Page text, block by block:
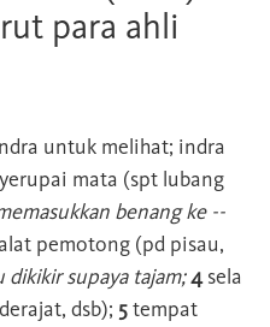
para ahli
untuk melihat; indra
mata (spt lubang
benang ke --
pemotong (pd pisau,
supaya tajam;4sela
dsb); 5tempat